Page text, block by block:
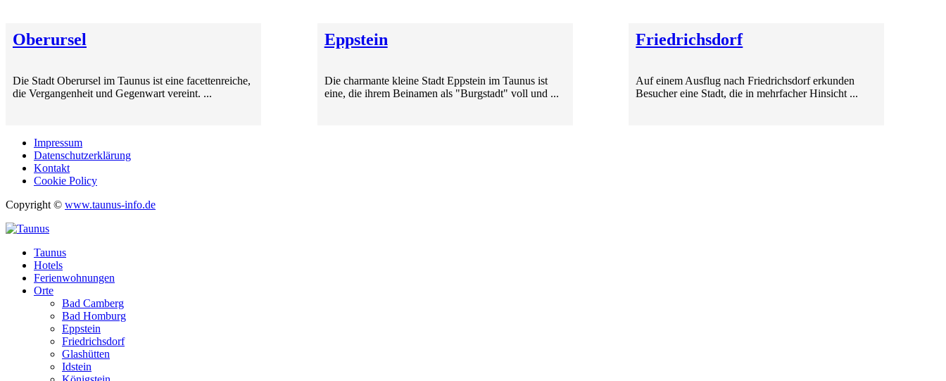
Oberursel
Die Stadt Oberursel im Taunus ist eine facettenreiche,
die Vergangenheit und Gegenwart vereint. ...
Eppstein
Die charmante kleine Stadt Eppstein im Taunus ist
eine, die ihrem Beinamen als "Burgstadt" voll und ...
Friedrichsdorf
Auf einem Ausflug nach Friedrichsdorf erkunden
Besucher eine Stadt, die in mehrfacher Hinsicht ...
Impressum
Datenschutzerklärung
Kontakt
Cookie Policy
Copyright © www.taunus-info.de
Taunus
Hotels
Ferienwohnungen
Orte
Bad Camberg
Bad Homburg
Eppstein
Friedrichsdorf
Glashütten
Idstein